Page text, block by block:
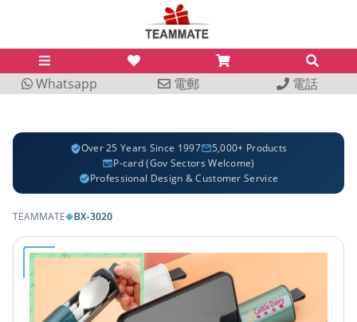
Whatsapp 電郵 電話
Over 25 Years Since 1997
5,000+ Products
P-card (Gov Sectors Welcome)
Professional Design & Customer Service
TEAMMATE◆BX-3020